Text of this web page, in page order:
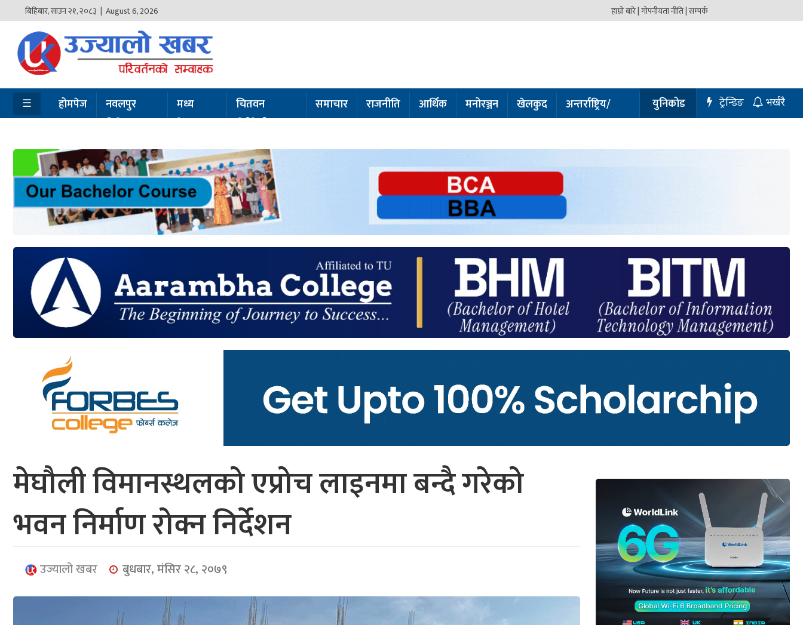
हाम्रो बारे |गोपनीयता नीति |सम्पर्क
बिहिबार,साउन२१,२०८३ | August 6, 2026
होमपेज
नवलपुर
विशेष
चितवन
सेरोफेरो
राजनीति
आर्थिक
मनोरञ्जन
युनिकोड
☰ होमपेज
नवलपुर
विशेष
मध्य
नेपाल
चितवन
सेरोफेरो
समाचार राजनीति आर्थिक मनोरञ्जन खेलकुद
अन्तर्राष्ट्रिय/
प्रबास
युनिकोड भर्खरै
ट्रेन्डिङ
मेघौली विमानस्थलको एप्रोच लाइनमा बन्दै गरेको
भवन निर्माण रोक्न निर्देशन
उज्यालो खबर बुधबार, मंसिर २८, २०७९